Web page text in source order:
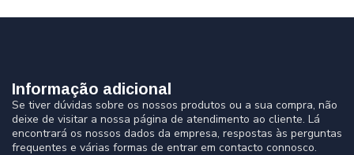
Informação adicional
Se tiver dúvidas sobre os nossos produtos ou a sua compra, não
deixe de visitar a nossa página de atendimento ao cliente. Lá
encontrará os nossos dados da empresa, respostas às perguntas
frequentes e várias formas de entrar em contacto connosco.